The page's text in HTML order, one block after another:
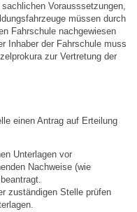
Vorausssetzungen,
müssen durch
Fahrschule nachgewiesen
Inhaber der Fahrschule muss
zur Vertretung der
einen Antrag auf Erteilung
Unterlagen vor
Nachweise (wie
zuständigen Stelle prüfen